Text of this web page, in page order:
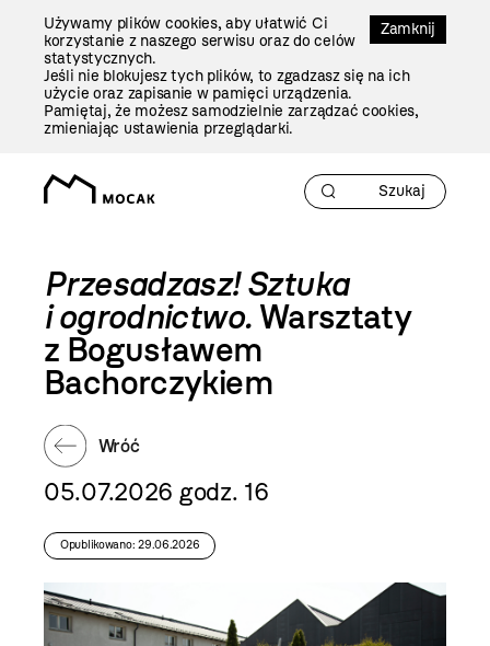
Zamknij
Używamy plików cookies, aby ułatwić Ci
korzystanie z naszego serwisu oraz do celów
statystycznych.
Jeśli nie blokujesz tych plików, to zgadzasz się na ich
użycie oraz zapisanie w pamięci urządzenia.
Pamiętaj, że możesz samodzielnie zarządzać cookies,
zmieniając ustawienia przeglądarki.
Przesadzasz! Sztuka
i ogrodnictwo. Warsztaty
z Bogusławem
Bachorczykiem
Wróć
05.07.2026 godz. 16
Opublikowano: 29.06.2026